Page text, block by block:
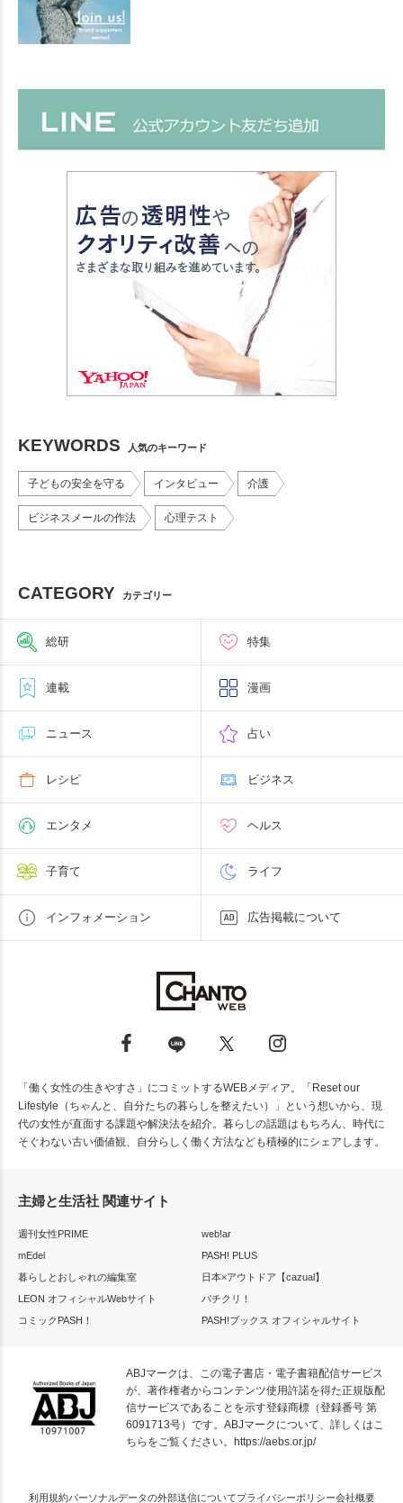
KEYWORDS 人気のキーワード
子どもの安全を守る インタビュー 介護
ビジネスメールの作法 心理テスト
CATEGORY カテゴリー
総研 特集
連載 漫画
ニュース 占い
レシピ ビジネス
エンタメ ヘルス
子育て ライフ
インフォメーション 広告掲載について
「働く女性の生きやすさ」にコミットするWEBメディア。「Reset our
Lifestyle（ちゃんと、自分たちの暮らしを整えたい）」という想いから、現
代の女性が直面する課題や解決法を紹介。暮らしの話題はもちろん、時代に
そぐわない古い価値観、自分らしく働く方法なども積極的にシェアします。
主婦と生活社 関連サイト
週刊女性PRIME
web!ar
mEdel
PASH! PLUS
暮らしとおしゃれの編集室
日本×アウトドア【cazual】
LEON オフィシャルWebサイト
パチクリ！
コミックPASH！
PASH!ブックス オフィシャルサイト
ABJマークは、この電子書店・電子書籍配信サービス
が、著作権者からコンテンツ使用許諾を得た正規版配
信サービスであることを示す登録商標（登録番号 第
6091713号）です。ABJマークについて、詳しくはこ
ちらをご覧ください。
https://aebs.or.jp/
利用規約パーソナルデータの外部送信についてプライバシーポリシー会社概要